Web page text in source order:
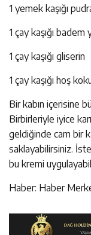
1 yemek kaşığı
1 çay kaşığı badem
1 çay kaşığı gliserin
1 çay kaşığı hoş
Bir kabın içerisine
Birbirleriyle iyice
geldiğinde cam bir
saklayabilirsiniz.
bu kremi
Haber: Haber